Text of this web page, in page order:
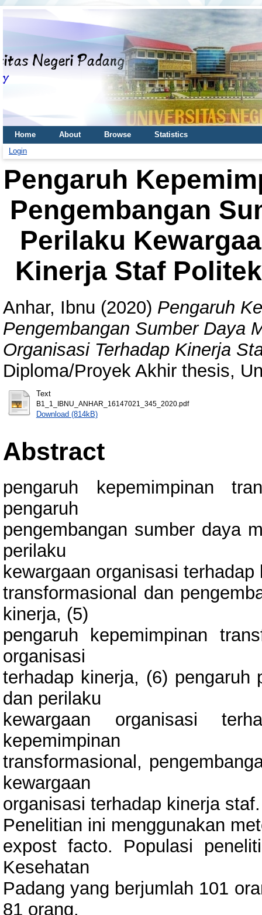
Home About Browse
Statistics
Login
Pengaruh
Pengembangan
Perilaku
Kinerja Staf
Anhar, Ibnu (2020) Pengaruh
Pengembangan Sumber Daya
Organisasi Terhadap Kinerja
Diploma/Proyek Akhir thesis,
Text
B1_1_IBNU_ANHAR_16147021_345_2020.pdf
Download (814kB)
Abstract
pengaruh kepemimpinan
pengaruh
pengembangan sumber daya
perilaku
kewargaan organisasi
transformasional dan
kinerja, (5)
pengaruh kepemimpinan
organisasi
terhadap kinerja, (6) pengaruh
dan perilaku
kewargaan organisasi
kepemimpinan
transformasional,
kewargaan
organisasi terhadap kinerja staf.
Penelitian ini menggunakan
expost facto. Populasi
Kesehatan
Padang yang berjumlah 101
81 orang.